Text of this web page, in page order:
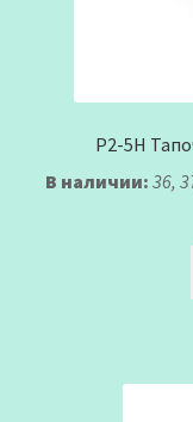
P2-5H
В наличии: 36,